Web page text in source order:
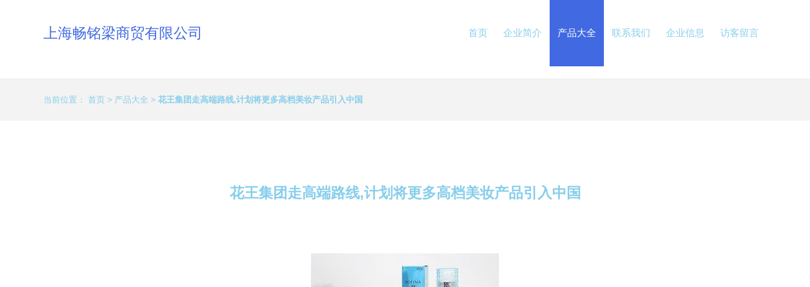
上海畅铭梁商贸有限公司 首页 企业简介 产品大全 联系我们 企业信息 访客留言
当前位置： 首页 > 产品大全 > 花王集团走高端路线,计划将更多高档美妆产品引入中国
花王集团走高端路线,计划将更多高档美妆产品引入中国